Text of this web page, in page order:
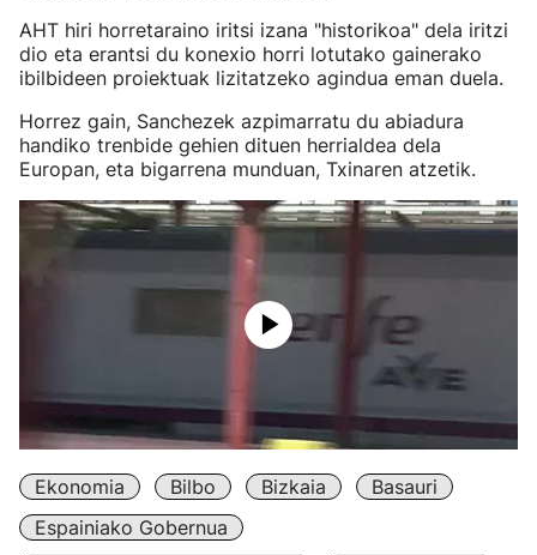
AHT hiri horretaraino iritsi izana "historikoa" dela iritzi
dio eta erantsi du konexio horri lotutako gainerako
ibilbideen proiektuak lizitatzeko agindua eman duela.
Horrez gain, Sanchezek azpimarratu du abiadura
handiko trenbide gehien dituen herrialdea dela
Europan, eta bigarrena munduan, Txinaren atzetik.
Ekonomia Bilbo Bizkaia
Basauri
Espainiako Gobernua